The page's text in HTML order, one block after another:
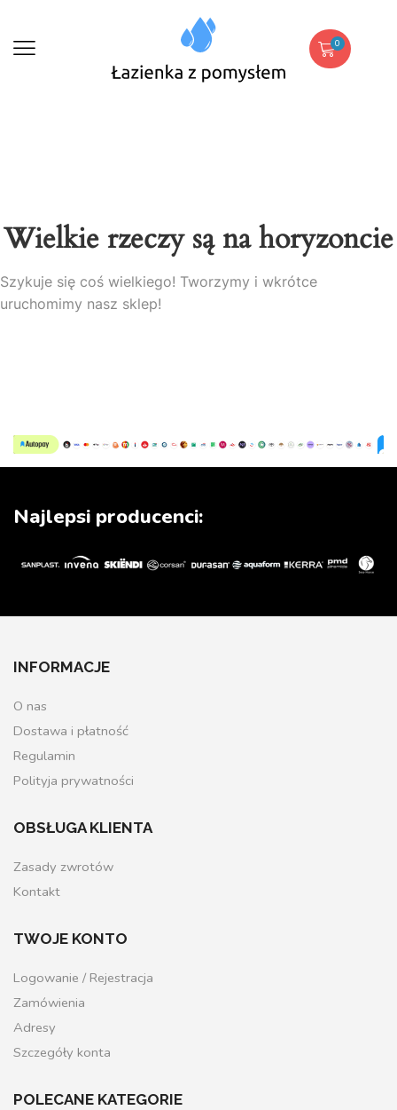
0
Wielkie rzeczy są na horyzoncie
Szykuje się coś wielkiego! Tworzymy i wkrótce
uruchomimy nasz sklep!
Najlepsi producenci:
INFORMACJE
O nas
Dostawa i płatność
Regulamin
Polityja prywatności
OBSŁUGA KLIENTA
Zasady zwrotów
Kontakt
TWOJE KONTO
Logowanie / Rejestracja
Zamówienia
Adresy
Szczegóły konta
POLECANE KATEGORIE